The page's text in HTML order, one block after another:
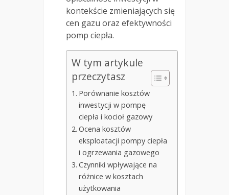
kontekście zmieniających się
cen gazu oraz efektywności
pomp ciepła.
W tym artykule
przeczytasz
Porównanie kosztów
inwestycji w pompę
ciepła i kocioł gazowy
Ocena kosztów
eksploatacji pompy ciepła
i ogrzewania gazowego
Czynniki wpływające na
różnice w kosztach
użytkowania